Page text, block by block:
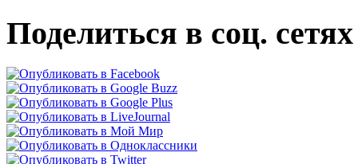
Поделиться в соц. сетях